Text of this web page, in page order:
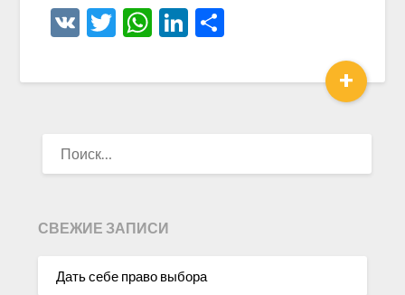
VK Twitter
WhatsApp
LinkedIn
+
СВЕЖИЕ ЗАПИСИ
Дать себе право выбора